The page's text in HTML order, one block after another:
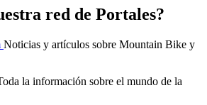
red de Portales?
Noticias y artículos sobre Mountain Bike y
la información sobre el mundo de la